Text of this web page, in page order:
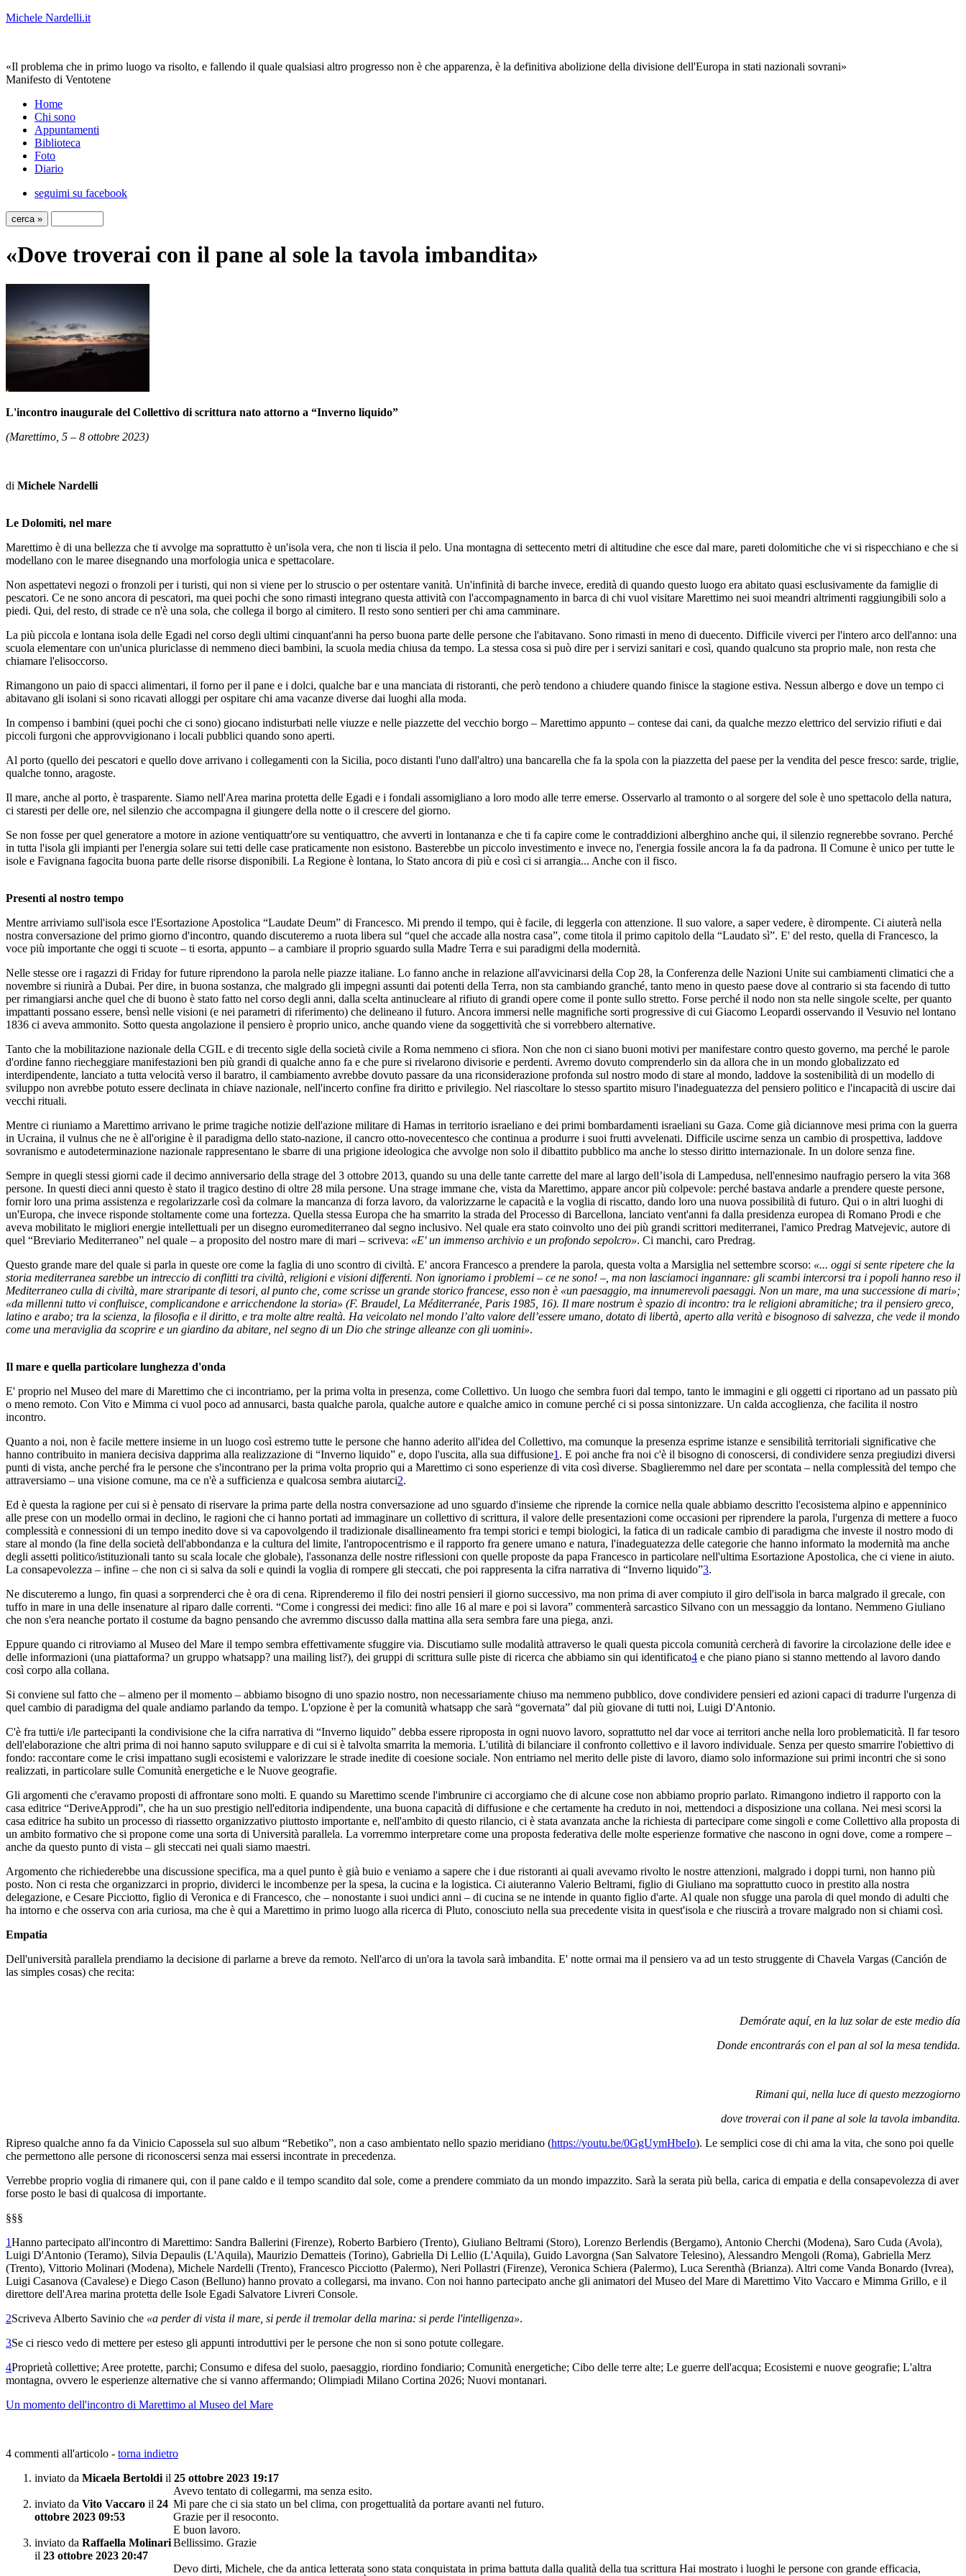
Michele Nardelli.it
«Il problema che in primo luogo va risolto, e fallendo il quale qualsiasi altro progresso non è che apparenza, è la definitiva abolizione della divisione dell'Europa in stati nazionali sovrani»
Manifesto di Ventotene
Home
Chi sono
Appuntamenti
Biblioteca
Foto
Diario
seguimi su facebook
«Dove troverai con il pane al sole la tavola imbandita»
L'incontro inaugurale del Collettivo di scrittura nato attorno a “Inverno liquido”
(Marettimo, 5 – 8 ottobre 2023)
di Michele Nardelli
Le Dolomiti, nel mare
Marettimo è di una bellezza che ti avvolge ma soprattutto è un'isola vera, che non ti liscia il pelo. Una montagna di settecento metri di altitudine che esce dal mare, pareti dolomitiche che vi si rispecchiano e che si
modellano con le maree disegnando una morfologia unica e spettacolare.
Non aspettatevi negozi o fronzoli per i turisti, qui non si viene per lo struscio o per ostentare vanità. Un'infinità di barche invece, eredità di quando questo luogo era abitato quasi esclusivamente da famiglie di
pescatori. Ce ne sono ancora di pescatori, ma quei pochi che sono rimasti integrano questa attività con l'accompagnamento in barca di chi vuol visitare Marettimo nei suoi meandri altrimenti raggiungibili solo a
piedi. Qui, del resto, di strade ce n'è una sola, che collega il borgo al cimitero. Il resto sono sentieri per chi ama camminare.
La più piccola e lontana isola delle Egadi nel corso degli ultimi cinquant'anni ha perso buona parte delle persone che l'abitavano. Sono rimasti in meno di duecento. Difficile viverci per l'intero arco dell'anno: una
scuola elementare con un'unica pluriclasse di nemmeno dieci bambini, la scuola media chiusa da tempo. La stessa cosa si può dire per i servizi sanitari e così, quando qualcuno sta proprio male, non resta che
chiamare l'elisoccorso.
Rimangono un paio di spacci alimentari, il forno per il pane e i dolci, qualche bar e una manciata di ristoranti, che però tendono a chiudere quando finisce la stagione estiva. Nessun albergo e dove un tempo ci
abitavano gli isolani si sono ricavati alloggi per ospitare chi ama vacanze diverse dai luoghi alla moda.
In compenso i bambini (quei pochi che ci sono) giocano indisturbati nelle viuzze e nelle piazzette del vecchio borgo – Marettimo appunto – contese dai cani, da qualche mezzo elettrico del servizio rifiuti e dai
piccoli furgoni che approvvigionano i locali pubblici quando sono aperti.
Al porto (quello dei pescatori e quello dove arrivano i collegamenti con la Sicilia, poco distanti l'uno dall'altro) una bancarella che fa la spola con la piazzetta del paese per la vendita del pesce fresco: sarde, triglie,
qualche tonno, aragoste.
Il mare, anche al porto, è trasparente. Siamo nell'Area marina protetta delle Egadi e i fondali assomigliano a loro modo alle terre emerse. Osservarlo al tramonto o al sorgere del sole è uno spettacolo della natura,
ci staresti per delle ore, nel silenzio che accompagna il giungere della notte o il crescere del giorno.
Se non fosse per quel generatore a motore in azione ventiquattr'ore su ventiquattro, che avverti in lontananza e che ti fa capire come le contraddizioni alberghino anche qui, il silenzio regnerebbe sovrano. Perché
in tutta l'isola gli impianti per l'energia solare sui tetti delle case praticamente non esistono. Basterebbe un piccolo investimento e invece no, l'energia fossile ancora la fa da padrona. Il Comune è unico per tutte le
isole e Favignana fagocita buona parte delle risorse disponibili. La Regione è lontana, lo Stato ancora di più e così ci si arrangia... Anche con il fisco.
Presenti al nostro tempo
Mentre arriviamo sull'isola esce l'Esortazione Apostolica “Laudate Deum” di Francesco. Mi prendo il tempo, qui è facile, di leggerla con attenzione. Il suo valore, a saper vedere, è dirompente. Ci aiuterà nella
nostra conversazione del primo giorno d'incontro, quando discuteremo a ruota libera sul “quel che accade alla nostra casa”, come titola il primo capitolo della “Laudato sì”. E' del resto, quella di Francesco, la
voce più importante che oggi ti scuote – ti esorta, appunto – a cambiare il proprio sguardo sulla Madre Terra e sui paradigmi della modernità.
Nelle stesse ore i ragazzi di Friday for future riprendono la parola nelle piazze italiane. Lo fanno anche in relazione all'avvicinarsi della Cop 28, la Conferenza delle Nazioni Unite sui cambiamenti climatici che a
novembre si riunirà a Dubai. Per dire, in buona sostanza, che malgrado gli impegni assunti dai potenti della Terra, non sta cambiando granché, tanto meno in questo paese dove al contrario si sta facendo di tutto
per rimangiarsi anche quel che di buono è stato fatto nel corso degli anni, dalla scelta antinucleare al rifiuto di grandi opere come il ponte sullo stretto. Forse perché il nodo non sta nelle singole scelte, per quanto
impattanti possano essere, bensì nelle visioni (e nei parametri di riferimento) che delineano il futuro. Ancora immersi nelle magnifiche sorti progressive di cui Giacomo Leopardi osservando il Vesuvio nel lontano
1836 ci aveva ammonito. Sotto questa angolazione il pensiero è proprio unico, anche quando viene da soggettività che si vorrebbero alternative.
Tanto che la mobilitazione nazionale della CGIL e di trecento sigle della società civile a Roma nemmeno ci sfiora. Non che non ci siano buoni motivi per manifestare contro questo governo, ma perché le parole
d'ordine fanno riecheggiare manifestazioni ben più grandi di qualche anno fa e che pure si rivelarono divisorie e perdenti. Avremo dovuto comprenderlo sin da allora che in un mondo globalizzato ed
interdipendente, lanciato a tutta velocità verso il baratro, il cambiamento avrebbe dovuto passare da una riconsiderazione profonda sul nostro modo di stare al mondo, laddove la sostenibilità di un modello di
sviluppo non avrebbe potuto essere declinata in chiave nazionale, nell'incerto confine fra diritto e privilegio. Nel riascoltare lo stesso spartito misuro l'inadeguatezza del pensiero politico e l'incapacità di uscire dai
vecchi rituali.
Mentre ci riuniamo a Marettimo arrivano le prime tragiche notizie dell'azione militare di Hamas in territorio israeliano e dei primi bombardamenti israeliani su Gaza. Come già diciannove mesi prima con la guerra
in Ucraina, il vulnus che ne è all'origine è il paradigma dello stato-nazione, il cancro otto-novecentesco che continua a produrre i suoi frutti avvelenati. Difficile uscirne senza un cambio di prospettiva, laddove
sovranismo e autodeterminazione nazionale rappresentano le sbarre di una prigione ideologica che avvolge non solo il dibattito pubblico ma anche lo stesso diritto internazionale. In un dolore senza fine.
Sempre in quegli stessi giorni cade il decimo anniversario della strage del 3 ottobre 2013, quando su una delle tante carrette del mare al largo dell’isola di Lampedusa, nell'ennesimo naufragio persero la vita 368
persone. In questi dieci anni questo è stato il tragico destino di oltre 28 mila persone. Una strage immane che, vista da Marettimo, appare ancor più colpevole: perché bastava andarle a prendere queste persone,
fornir loro una prima assistenza e regolarizzarle così da colmare la mancanza di forza lavoro, da valorizzarne le capacità e la voglia di riscatto, dando loro una nuova possibilità di futuro. Qui o in altri luoghi di
un'Europa, che invece risponde stoltamente come una fortezza. Quella stessa Europa che ha smarrito la strada del Processo di Barcellona, lanciato vent'anni fa dalla presidenza europea di Romano Prodi e che
aveva mobilitato le migliori energie intellettuali per un disegno euromediterraneo dal segno inclusivo. Nel quale era stato coinvolto uno dei più grandi scrittori mediterranei, l'amico Predrag Matvejevic, autore di
quel “Breviario Mediterraneo” nel quale – a proposito del nostro mare di mari – scriveva: «E' un immenso archivio e un profondo sepolcro». Ci manchi, caro Predrag.
Questo grande mare del quale si parla in queste ore come la faglia di uno scontro di civiltà. E' ancora Francesco a prendere la parola, questa volta a Marsiglia nel settembre scorso: «... oggi si sente ripetere che la
storia mediterranea sarebbe un intreccio di conflitti tra civiltà, religioni e visioni differenti. Non ignoriamo i problemi – ce ne sono! –, ma non lasciamoci ingannare: gli scambi intercorsi tra i popoli hanno reso il
Mediterraneo culla di civiltà, mare straripante di tesori, al punto che, come scrisse un grande storico francese, esso non è «un paesaggio, ma innumerevoli paesaggi. Non un mare, ma una successione di mari»;
«da millenni tutto vi confluisce, complicandone e arricchendone la storia» (F. Braudel, La Méditerranée, Paris 1985, 16). Il mare nostrum è spazio di incontro: tra le religioni abramitiche; tra il pensiero greco,
latino e arabo; tra la scienza, la filosofia e il diritto, e tra molte altre realtà. Ha veicolato nel mondo l’alto valore dell’essere umano, dotato di libertà, aperto alla verità e bisognoso di salvezza, che vede il mondo
come una meraviglia da scoprire e un giardino da abitare, nel segno di un Dio che stringe alleanze con gli uomini».
Il mare e quella particolare lunghezza d'onda
E' proprio nel Museo del mare di Marettimo che ci incontriamo, per la prima volta in presenza, come Collettivo. Un luogo che sembra fuori dal tempo, tanto le immagini e gli oggetti ci riportano ad un passato più
o meno remoto. Con Vito e Mimma ci vuol poco ad annusarci, basta qualche parola, qualche autore e qualche amico in comune perché ci si possa sintonizzare. Un calda accoglienza, che facilita il nostro
incontro.
Quanto a noi, non è facile mettere insieme in un luogo così estremo tutte le persone che hanno aderito all'idea del Collettivo, ma comunque la presenza esprime istanze e sensibilità territoriali significative che
hanno contribuito in maniera decisiva dapprima alla realizzazione di “Inverno liquido” e, dopo l'uscita, alla sua diffusione1 . E poi anche fra noi c'è il bisogno di conoscersi, di condividere senza pregiudizi diversi
punti di vista, anche perché fra le persone che s'incontrano per la prima volta proprio qui a Marettimo ci sono esperienze di vita così diverse. Sbaglieremmo nel dare per scontata – nella complessità del tempo che
attraversiamo – una visione comune, ma ce n'è a sufficienza e qualcosa sembra aiutarci2.
Ed è questa la ragione per cui si è pensato di riservare la prima parte della nostra conversazione ad uno sguardo d'insieme che riprende la cornice nella quale abbiamo descritto l'ecosistema alpino e appenninico
alle prese con un modello ormai in declino, le ragioni che ci hanno portati ad immaginare un collettivo di scrittura, il valore delle presentazioni come occasioni per riprendere la parola, l'urgenza di mettere a fuoco
complessità e connessioni di un tempo inedito dove si va capovolgendo il tradizionale disallineamento fra tempi storici e tempi biologici, la fatica di un radicale cambio di paradigma che investe il nostro modo di
stare al mondo (la fine della società dell'abbondanza e la cultura del limite, l'antropocentrismo e il rapporto fra genere umano e natura, l'inadeguatezza delle categorie che hanno informato la modernità ma anche
degli assetti politico/istituzionali tanto su scala locale che globale), l'assonanza delle nostre riflessioni con quelle proposte da papa Francesco in particolare nell'ultima Esortazione Apostolica, che ci viene in aiuto.
La consapevolezza – infine – che non ci si salva da soli e quindi la voglia di rompere gli steccati, che poi rappresenta la cifra narrativa di “Inverno liquido”3.
Ne discuteremo a lungo, fin quasi a sorprenderci che è ora di cena. Riprenderemo il filo dei nostri pensieri il giorno successivo, ma non prima di aver compiuto il giro dell'isola in barca malgrado il grecale, con
tuffo in mare in una delle insenature al riparo dalle correnti. “Come i congressi dei medici: fino alle 16 al mare e poi si lavora” commenterà sarcastico Silvano con un messaggio da lontano. Nemmeno Giuliano
che non s'era neanche portato il costume da bagno pensando che avremmo discusso dalla mattina alla sera sembra fare una piega, anzi.
Eppure quando ci ritroviamo al Museo del Mare il tempo sembra effettivamente sfuggire via. Discutiamo sulle modalità attraverso le quali questa piccola comunità cercherà di favorire la circolazione delle idee e
delle informazioni (una piattaforma? un gruppo whatsapp? una mailing list?), dei gruppi di scrittura sulle piste di ricerca che abbiamo sin qui identificato4 e che piano piano si stanno mettendo al lavoro dando
così corpo alla collana.
Si conviene sul fatto che – almeno per il momento – abbiamo bisogno di uno spazio nostro, non necessariamente chiuso ma nemmeno pubblico, dove condividere pensieri ed azioni capaci di tradurre l'urgenza di
quel cambio di paradigma del quale andiamo parlando da tempo. L'opzione è per la comunità whatsapp che sarà “governata” dal più giovane di tutti noi, Luigi D'Antonio.
C'è fra tutti/e i/le partecipanti la condivisione che la cifra narrativa di “Inverno liquido” debba essere riproposta in ogni nuovo lavoro, soprattutto nel dar voce ai territori anche nella loro problematicità. Il far tesoro
dell'elaborazione che altri prima di noi hanno saputo sviluppare e di cui si è talvolta smarrita la memoria. L'utilità di bilanciare il confronto collettivo e il lavoro individuale. Senza per questo smarrire l'obiettivo di
fondo: raccontare come le crisi impattano sugli ecosistemi e valorizzare le strade inedite di coesione sociale. Non entriamo nel merito delle piste di lavoro, diamo solo informazione sui primi incontri che si sono
realizzati, in particolare sulle Comunità energetiche e le Nuove geografie.
Gli argomenti che c'eravamo proposti di affrontare sono molti. E quando su Marettimo scende l'imbrunire ci accorgiamo che di alcune cose non abbiamo proprio parlato. Rimangono indietro il rapporto con la
casa editrice “DeriveApprodi”, che ha un suo prestigio nell'editoria indipendente, una buona capacità di diffusione e che certamente ha creduto in noi, mettendoci a disposizione una collana. Nei mesi scorsi la
casa editrice ha subito un processo di riassetto organizzativo piuttosto importante e, nell'ambito di questo rilancio, ci è stata avanzata anche la richiesta di partecipare come singoli e come Collettivo alla proposta di
un ambito formativo che si propone come una sorta di Università parallela. La vorremmo interpretare come una proposta federativa delle molte esperienze formative che nascono in ogni dove, come a rompere –
anche da questo punto di vista – gli steccati nei quali siamo maestri.
Argomento che richiederebbe una discussione specifica, ma a quel punto è già buio e veniamo a sapere che i due ristoranti ai quali avevamo rivolto le nostre attenzioni, malgrado i doppi turni, non hanno più
posto. Non ci resta che organizzarci in proprio, dividerci le incombenze per la spesa, la cucina e la logistica. Ci aiuteranno Valerio Beltrami, figlio di Giuliano ma soprattutto cuoco in prestito alla nostra
delegazione, e Cesare Picciotto, figlio di Veronica e di Francesco, che – nonostante i suoi undici anni – di cucina se ne intende in quanto figlio d'arte. Al quale non sfugge una parola di quel mondo di adulti che
ha intorno e che osserva con aria curiosa, ma che è qui a Marettimo in primo luogo alla ricerca di Pluto, conosciuto nella sua precedente visita in quest'isola e che riuscirà a trovare malgrado non si chiami così.
Empatia
Dell'università parallela prendiamo la decisione di parlarne a breve da remoto. Nell'arco di un'ora la tavola sarà imbandita. E' notte ormai ma il pensiero va ad un testo struggente di Chavela Vargas (Canción de
las simples cosas) che recita:
Demórate aquí, en la luz solar de este medio día
Donde encontrarás con el pan al sol la mesa tendida.
Rimani qui, nella luce di questo mezzogiorno
dove troverai con il pane al sole la tavola imbandita.
Ripreso qualche anno fa da Vinicio Capossela sul suo album “Rebetiko”, non a caso ambientato nello spazio meridiano (https://youtu.be/0GgUymHbeIo). Le semplici cose di chi ama la vita, che sono poi quelle
che permettono alle persone di riconoscersi senza mai essersi incontrate in precedenza.
Verrebbe proprio voglia di rimanere qui, con il pane caldo e il tempo scandito dal sole, come a prendere commiato da un mondo impazzito. Sarà la serata più bella, carica di empatia e della consapevolezza di aver
forse posto le basi di qualcosa di importante.
§§§
1Hanno partecipato all'incontro di Marettimo: Sandra Ballerini (Firenze), Roberto Barbiero (Trento), Giuliano Beltrami (Storo), Lorenzo Berlendis (Bergamo), Antonio Cherchi (Modena), Saro Cuda (Avola),
Luigi D'Antonio (Teramo), Silvia Depaulis (L'Aquila), Maurizio Dematteis (Torino), Gabriella Di Lellio (L'Aquila), Guido Lavorgna (San Salvatore Telesino), Alessandro Mengoli (Roma), Gabriella Merz
(Trento), Vittorio Molinari (Modena), Michele Nardelli (Trento), Francesco Picciotto (Palermo), Neri Pollastri (Firenze), Veronica Schiera (Palermo), Luca Serenthà (Brianza). Altri come Vanda Bonardo (Ivrea),
Luigi Casanova (Cavalese) e Diego Cason (Belluno) hanno provato a collegarsi, ma invano. Con noi hanno partecipato anche gli animatori del Museo del Mare di Marettimo Vito Vaccaro e Mimma Grillo, e il
direttore dell'Area marina protetta delle Isole Egadi Salvatore Livreri Console.
2Scriveva Alberto Savinio che «a perder di vista il mare, si perde il tremolar della marina: si perde l'intelligenza».
3Se ci riesco vedo di mettere per esteso gli appunti introduttivi per le persone che non si sono potute collegare.
4Proprietà collettive; Aree protette, parchi; Consumo e difesa del suolo, paesaggio, riordino fondiario; Comunità energetiche; Cibo delle terre alte; Le guerre dell'acqua; Ecosistemi e nuove geografie; L'altra
montagna, ovvero le esperienze alternative che si vanno affermando; Olimpiadi Milano Cortina 2026; Nuovi montanari.
Un momento dell'incontro di Marettimo al Museo del Mare
4 commenti all'articolo - torna indietro
inviato da Micaela Bertoldi il 25 ottobre 2023 19:17
Avevo tentato di collegarmi, ma senza esito.
Mi pare che ci sia stato un bel clima, con progettualità da portare avanti nel futuro.
Grazie per il resoconto.
E buon lavoro.
inviato da Vito Vaccaro il 24
ottobre 2023 09:53
Bellissimo. Grazie
inviato da Raffaella Molinari
il 23 ottobre 2023 20:47
Devo dirti, Michele, che da antica letterata sono stata conquistata in prima battuta dalla qualità della tua scrittura Hai mostrato i luoghi le persone con grande efficacia,